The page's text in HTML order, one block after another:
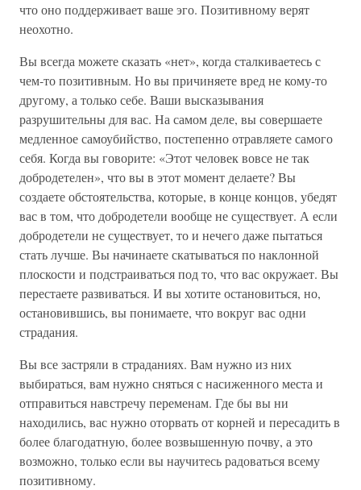
что оно поддерживает ваше эго. Позитивному верят
неохотно.
Вы всегда можете сказать «нет», когда сталкиваетесь с
чем-то позитивным. Но вы причиняете вред не кому-то
другому, а только себе. Ваши высказывания
разрушительны для вас. На самом деле, вы совершаете
медленное самоубийство, постепенно отравляете самого
себя. Когда вы говорите: «Этот человек вовсе не так
добродетелен», что вы в этот момент делаете? Вы
создаете обстоятельства, которые, в конце концов, убедят
вас в том, что добродетели вообще не существует. А если
добродетели не существует, то и нечего даже пытаться
стать лучше. Вы начинаете скатываться по наклонной
плоскости и подстраиваться под то, что вас окружает. Вы
перестаете развиваться. И вы хотите остановиться, но,
остановившись, вы понимаете, что вокруг вас одни
страдания.
Вы все застряли в страданиях. Вам нужно из них
выбираться, вам нужно сняться с насиженного места и
отправиться навстречу переменам. Где бы вы ни
находились, вас нужно оторвать от корней и пересадить в
более благодатную, более возвышенную почву, а это
возможно, только если вы научитесь радоваться всему
позитивному.